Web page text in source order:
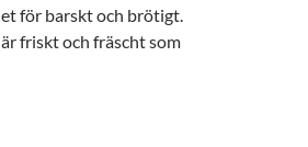
för barskt och brötigt.
friskt och fräscht som